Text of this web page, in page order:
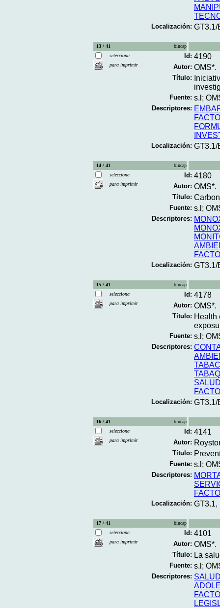
Localización: GT3.1/
13 / 41
bincap
selecciona
para imprimir
Id: 4190
Autor: OMS*.
Título:
Fuente: s.l;
Descriptores:
Localización: GT3.1/
14 / 41
bincap
selecciona
para imprimir
Id: 4180
Autor: OMS*.
Título:
Fuente: s.l;
Descriptores:
Localización: GT3.1/
15 / 41
bincap
selecciona
para imprimir
Id: 4178
Autor: OMS*.
Título: Health
Fuente: s.l;
Descriptores:
Localización: GT3.1/
16 / 41
bincap
selecciona
para imprimir
Id: 4141
Autor:
Título:
Fuente: s.l;
Descriptores:
Localización: GT3.1,
17 / 41
bincap
selecciona
para imprimir
Id: 4101
Autor: OMS*.
Título: La
Fuente: s.l;
Descriptores: